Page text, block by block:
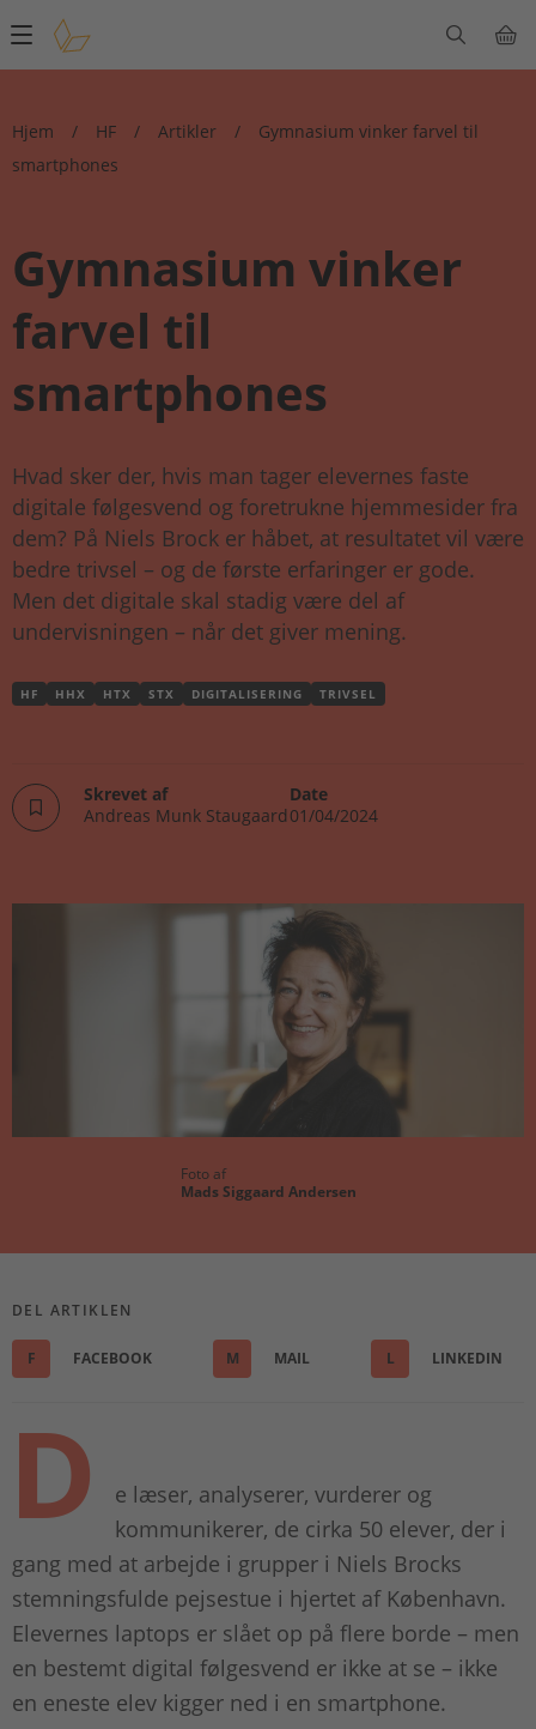
Main
navigation
Hjem / HF / Artikler /
Gymnasium vinker farvel til
smartphones
Gymnasium vinker
farvel til
smartphones
HF HHX HTX STX DIGITALISERING TRIVSEL
Hvad sker der, hvis man tager elevernes faste
digitale følgesvend og foretrukne hjemmesider fra
dem? På Niels Brock er håbet, at resultatet vil være
bedre trivsel – og de første erfaringer er gode.
Men det digitale skal stadig være del af
undervisningen – når det giver mening.
Skrevet af
Andreas Munk Staugaard
Date
01/04/2024
Foto af
Mads Siggaard Andersen
DEL ARTIKLEN
F FACEBOOK M MAIL L LINKEDIN
D
e læser, analyserer, vurderer og
kommunikerer, de cirka 50 elever, der i
gang med at arbejde i grupper i Niels Brocks
stemningsfulde pejsestue i hjertet af København.
Elevernes laptops er slået op på flere borde – men
en bestemt digital følgesvend er ikke at se – ikke
en eneste elev kigger ned i en smartphone.